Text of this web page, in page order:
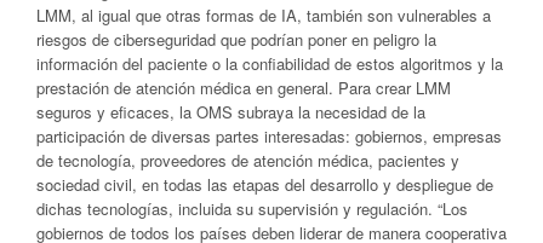
LMM, al igual que otras formas de IA, también son vulnerables a
riesgos de ciberseguridad que podrían poner en peligro la
información del paciente o la confiabilidad de estos algoritmos y la
prestación de atención médica en general. Para crear LMM
seguros y eficaces, la OMS subraya la necesidad de la
participación de diversas partes interesadas: gobiernos, empresas
de tecnología, proveedores de atención médica, pacientes y
sociedad civil, en todas las etapas del desarrollo y despliegue de
dichas tecnologías, incluida su supervisión y regulación. “Los
gobiernos de todos los países deben liderar de manera cooperativa